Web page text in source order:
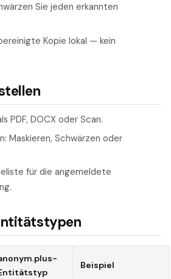
Sie jeden erkannten
Kopie lokal — kein
PDF, DOCX oder Scan.
Maskieren, Schwärzen oder
für die angemeldete
Beispiel